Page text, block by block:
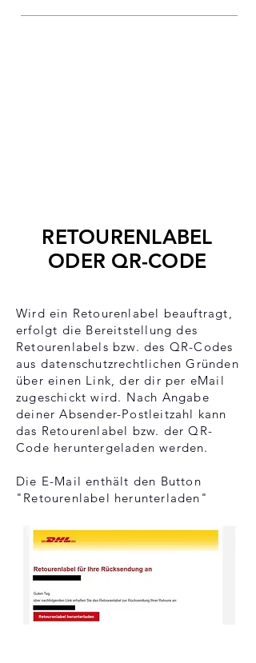
RETOURENLABEL
ODER QR-CODE
Wird ein Retourenlabel beauftragt,
erfolgt die Bereitstellung des
Retourenlabels bzw. des QR-Codes
aus datenschutzrechtlichen Gründen
über einen Link, der dir per eMail
zugeschickt wird. Nach Angabe
deiner Absender-Postleitzahl kann
das Retourenlabel bzw. der QR-
Code heruntergeladen werden.
Die E-Mail enthält den Button
"Retourenlabel herunterladen"